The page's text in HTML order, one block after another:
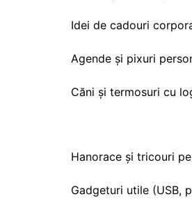
Idei de cadouri
Agende și pixuri
Căni și termosuri cu
Hanorace și tricouri
Gadgeturi utile (USB,